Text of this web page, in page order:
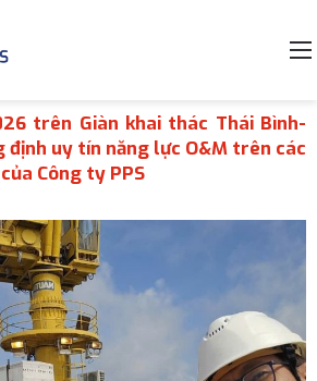
trên Giàn khai thác Thái Bình-
định uy tín năng lực O&M trên các
Công ty PPS